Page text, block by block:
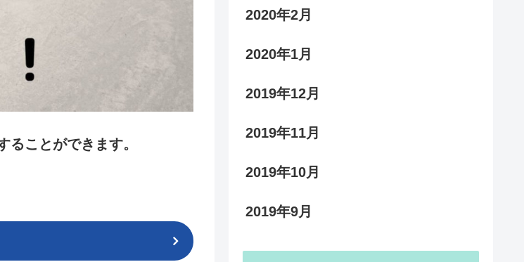
ことができます。
2020年2月
2020年1月
2019年12月
2019年11月
2019年10月
2019年9月